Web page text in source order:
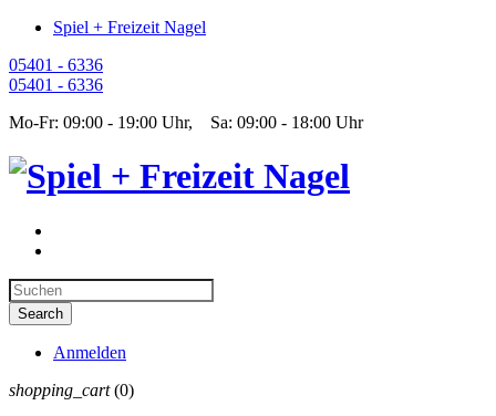
Spiel + Freizeit Nagel
05401 - 6336
05401 - 6336
Mo-Fr: 09:00 - 19:00 Uhr, Sa: 09:00 - 18:00 Uhr
Anmelden
shopping_cart (0)